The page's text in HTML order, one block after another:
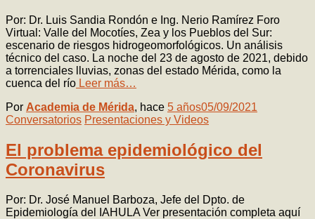
Por: Dr. Luis Sandia Rondón e Ing. Nerio Ramírez Foro
Virtual: Valle del Mocotíes, Zea y los Pueblos del Sur:
escenario de riesgos hidrogeomorfológicos. Un análisis
técnico del caso. La noche del 23 de agosto de 2021, debido
a torrenciales lluvias, zonas del estado Mérida, como la
cuenca del río Leer más…
Por Academia de Mérida, hace 5 años05/09/2021
Conversatorios Presentaciones y Videos
El problema epidemiológico del
Coronavirus
Por: Dr. José Manuel Barboza, Jefe del Dpto. de
Epidemiología del IAHULA Ver presentación completa aquí